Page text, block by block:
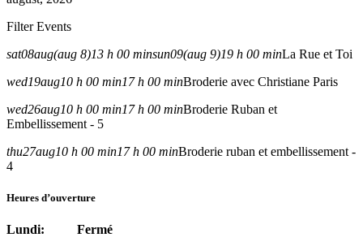
Filter Events
sat08aug(aug 8)13 h 00 minsun09(aug 9)19 h 00 minLa Rue et Toi
wed19aug10 h 00 min17 h 00 minBroderie avec Christiane Paris
wed26aug10 h 00 min17 h 00 minBroderie Ruban et
Embellissement - 5
thu27aug10 h 00 min17 h 00 minBroderie ruban et embellissement -
4
Heures d’ouverture
Lundi: Fermé